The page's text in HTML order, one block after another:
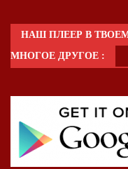
НАШ ПЛЕЕР В
МНОГОЕ ДРУГОЕ :